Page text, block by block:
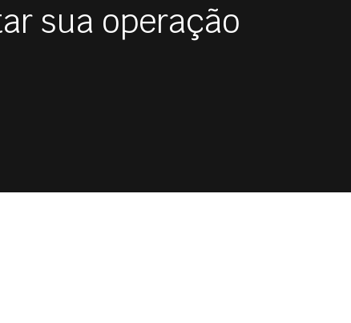
sua operação